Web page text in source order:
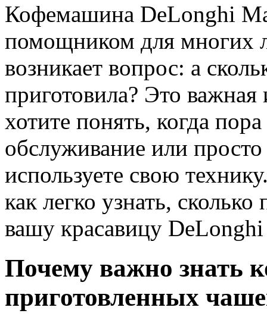
Кофемашина DeLonghi
помощником для многих
возникает вопрос: а
приготовила? Это
хотите понять, когда
обслуживание или
используете свою
как легко узнать,
вашу красавицу
Почему важно знать
приготовленных